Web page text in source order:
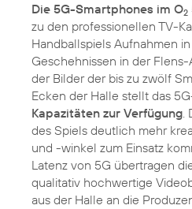
Die 5G-Smartphones im O2
zu den professionellen TV-
Handballspiels Aufnahmen
Geschehnissen in der
der Bilder der bis zu zwölf
Ecken der Halle stellt das
Kapazitäten zur Verfügung.
des Spiels deutlich mehr
und -winkel zum Einsatz
Latenz von 5G übertragen
qualitativ hochwertige
aus der Halle an die